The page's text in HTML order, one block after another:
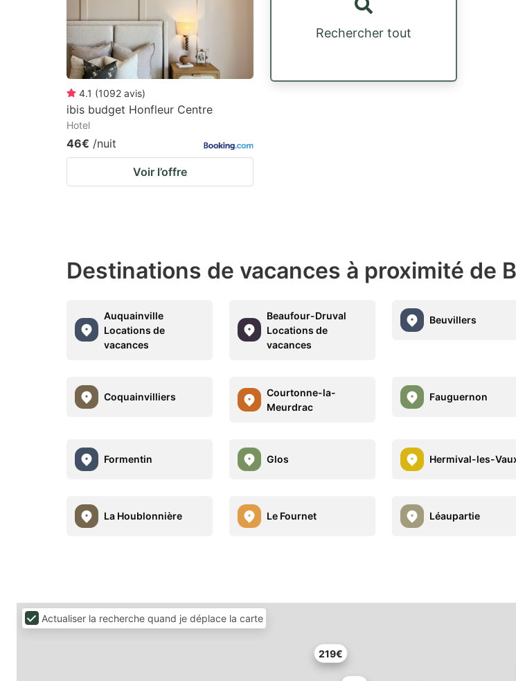
4.1 (1092 avis)
ibis budget Honfleur Centre
Hotel
46€ /nuit
Voir l’offre
Rechercher tout
Destinations de vacances à proximité de
Auquainville
Locations de
vacances
Beaufour-Druval
Locations de
vacances
Beuvillers
Coquainvilliers
Courtonne-la-
Meurdrac
Fauguernon
Formentin Glos Hermival-les-
La Houblonnière Le Fournet Léaupartie
219€
Actualiser la recherche quand je déplace la carte